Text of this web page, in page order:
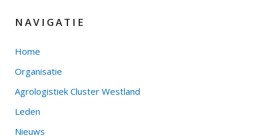
NAVIGATIE
Home
Organisatie
Agrologistiek Cluster Westland
Leden
Nieuws